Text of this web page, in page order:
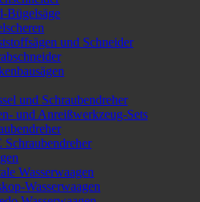
Bügelsäge
und Schneider
und Schraubendreher
und Anreißwerkzeug-Sets
Wasserwaagen
Wasserwaagen